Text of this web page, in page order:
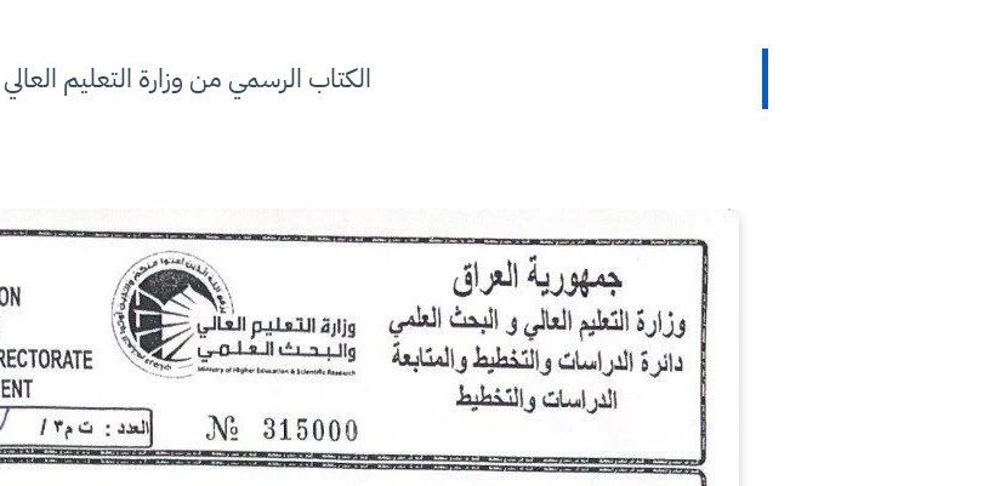
الكتاب الرسمي من وزارة التعليم العالي